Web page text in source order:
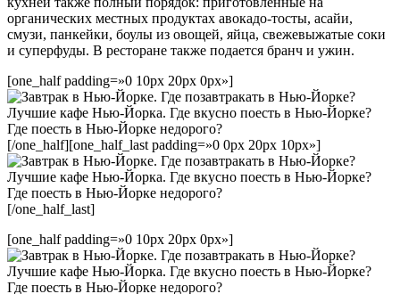
органических местных продуктах авокадо-тосты, асайи,
смузи, панкейки, боулы из овощей, яйца, свежевыжатые соки
и суперфуды. В ресторане также подается бранч и ужин.
[one_half padding=»0 10px 20px 0px»]
[/one_half][one_half_last padding=»0 0px 20px 10px»]
[/one_half_last]
[one_half padding=»0 10px 20px 0px»]